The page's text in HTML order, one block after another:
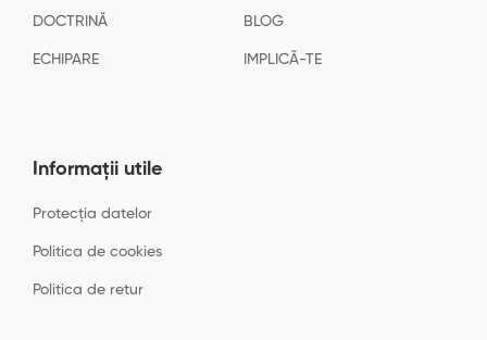
DOCTRINĂ BLOG
ECHIPARE IMPLICĂ-TE
Informații utile
Protecția datelor
Politica de cookies
Politica de retur